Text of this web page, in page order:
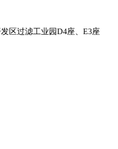
区过滤工业园D4座、E3座